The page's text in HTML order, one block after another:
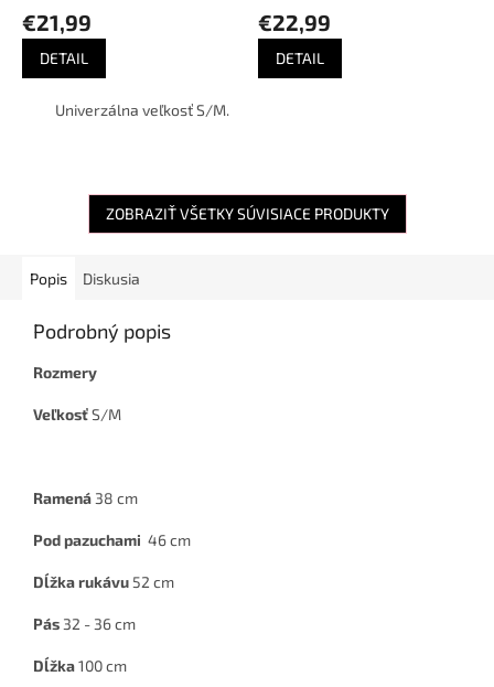
€21,99
DETAIL
Univerzálna veľkosť S/M.
€22,99
DETAIL
ZOBRAZIŤ VŠETKY SÚVISIACE PRODUKTY
Popis Diskusia
Podrobný popis
Rozmery
VeľkosťS/M
Ramená 38 cm
Pod pazuchami 46 cm
Dĺžka rukávu 52 cm
Pás 32 - 36 cm
Dĺžka100 cm